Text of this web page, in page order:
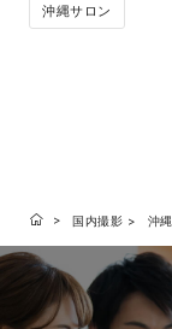
沖縄サロン
国内撮影 沖縄